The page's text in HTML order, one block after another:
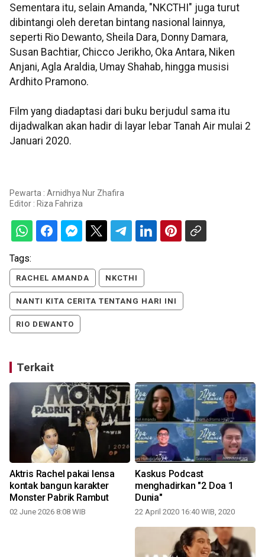
Sementara itu, selain Amanda, "NKCTHI" juga turut
dibintangi oleh deretan bintang nasional lainnya,
seperti Rio Dewanto, Sheila Dara, Donny Damara,
Susan Bachtiar, Chicco Jerikho, Oka Antara, Niken
Anjani, Agla Araldia, Umay Shahab, hingga musisi
Ardhito Pramono.
Film yang diadaptasi dari buku berjudul sama itu
dijadwalkan akan hadir di layar lebar Tanah Air mulai 2
Januari 2020.
Pewarta : Arnidhya Nur Zhafira
Editor : Riza Fahriza
Tags:
RACHEL AMANDA NKCTHI
NANTI KITA CERITA TENTANG HARI INI
RIO DEWANTO
Terkait
Aktris Rachel pakai lensa
kontak bangun karakter
Monster Pabrik Rambut
02 June 2026 8:08 WIB
Kaskus Podcast
menghadirkan "2 Doa 1
Dunia"
22 April 2020 16:40 WIB, 2020